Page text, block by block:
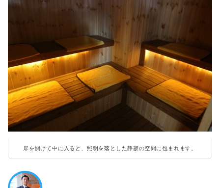
扉を開けて中に入ると、照明を落とした静寂の空間に包まれます。